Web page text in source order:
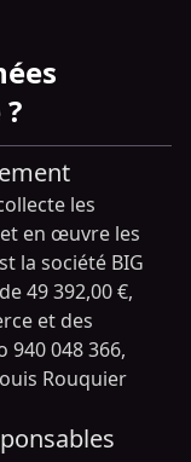
les
en œuvre les
la société BIG
49 392,00 €,
et des
048 366,
Rouquier